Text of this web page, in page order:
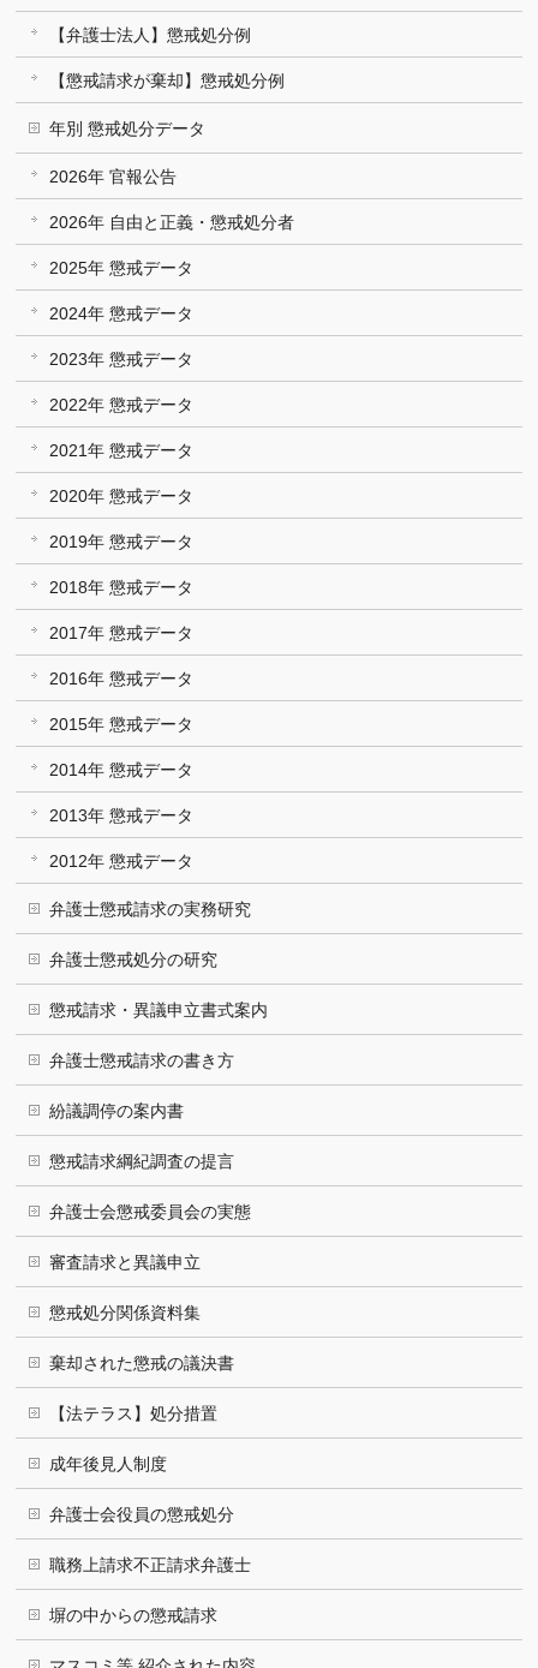
【弁護士法人】懲戒処分例
【懲戒請求が棄却】懲戒処分例
年別 懲戒処分データ
2026年 官報公告
2026年 自由と正義・懲戒処分者
2025年 懲戒データ
2024年 懲戒データ
2023年 懲戒データ
2022年 懲戒データ
2021年 懲戒データ
2020年 懲戒データ
2019年 懲戒データ
2018年 懲戒データ
2017年 懲戒データ
2016年 懲戒データ
2015年 懲戒データ
2014年 懲戒データ
2013年 懲戒データ
2012年 懲戒データ
弁護士懲戒請求の実務研究
弁護士懲戒処分の研究
懲戒請求・異議申立書式案内
弁護士懲戒請求の書き方
紛議調停の案内書
懲戒請求綱紀調査の提言
弁護士会懲戒委員会の実態
審査請求と異議申立
懲戒処分関係資料集
棄却された懲戒の議決書
【法テラス】処分措置
成年後見人制度
弁護士会役員の懲戒処分
職務上請求不正請求弁護士
塀の中からの懲戒請求